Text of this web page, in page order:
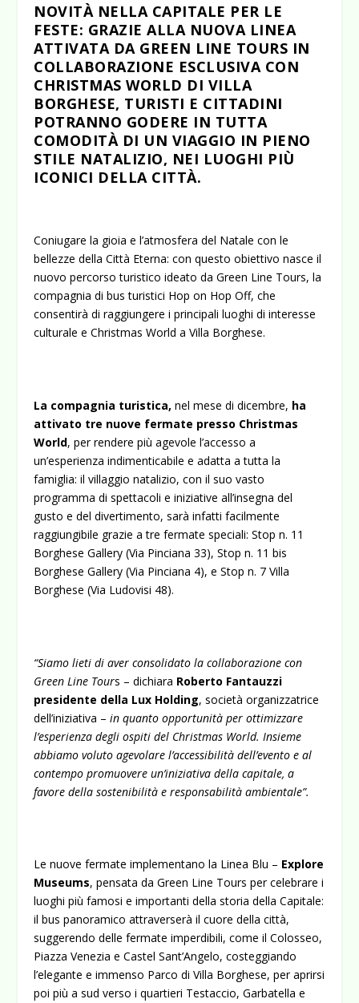
NOVITÀ NELLA CAPITALE PER LE
FESTE: GRAZIE ALLA NUOVA LINEA
ATTIVATA DA GREEN LINE TOURS IN
COLLABORAZIONE ESCLUSIVA CON
CHRISTMAS WORLD DI VILLA
BORGHESE, TURISTI E CITTADINI
POTRANNO GODERE IN TUTTA
COMODITÀ DI UN VIAGGIO IN PIENO
STILE NATALIZIO, NEI LUOGHI PIÙ
ICONICI DELLA CITTÀ.
Coniugare la gioia e l’atmosfera del Natale con le
bellezze della Città Eterna: con questo obiettivo nasce il
nuovo percorso turistico ideato da Green Line Tours, la
compagnia di bus turistici Hop on Hop Off, che
consentirà di raggiungere i principali luoghi di interesse
culturale eChristmas World a Villa Borghese.
La compagnia turistica, nel mese di dicembre, ha
attivato tre nuove fermate presso Christmas
World, per rendere più agevole l’accesso a
un’esperienza indimenticabile e adatta a tutta la
famiglia: il villaggio natalizio, con il suo vasto
programma di spettacoli e iniziative all’insegna del
gusto e del divertimento, sarà infatti facilmente
raggiungibile grazie a tre fermate speciali: Stop n. 11
Borghese Gallery (Via Pinciana 33), Stop n. 11 bis
Borghese Gallery (Via Pinciana 4), e Stop n. 7 Villa
Borghese (Via Ludovisi 48).
“Siamo lieti di aver consolidato la collaborazione con
Green Line Tours – dichiara Roberto Fantauzzi
presidente della Lux Holding, società organizzatrice
dell’iniziativa –in quanto opportunità per ottimizzare
l’esperienza degli ospiti del Christmas World. Insieme
abbiamo voluto agevolare l’accessibilità dell’evento e al
contempo promuovere un’iniziativa della capitale, a
favore della sostenibilità e responsabilità ambientale”.
Le nuove fermate implementano la Linea Blu – Explore
Museums, pensata da Green Line Tours per celebrare i
luoghi più famosi e importanti della storia della Capitale:
il bus panoramico attraverserà il cuore della città,
suggerendo delle fermate imperdibili, come il Colosseo,
Piazza Venezia e Castel Sant’Angelo, costeggiando
l’elegante e immenso Parco di Villa Borghese, per aprirsi
poi più a sud verso i quartieri Testaccio, Garbatella e